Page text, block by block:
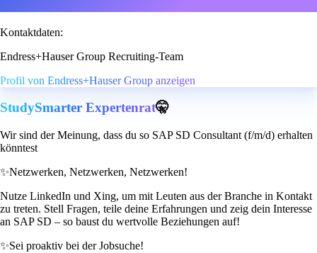
Kontaktdaten:
Endress+Hauser Group Recruiting-Team
Profil von Endress+Hauser Group anzeigen
StudySmarter Expertenrat🤫
Wir sind der Meinung, dass du so SAP SD Consultant (f/m/d) erhalten
könntest
✨Netzwerken, Netzwerken, Netzwerken!
Nutze LinkedIn und Xing, um mit Leuten aus der Branche in Kontakt
zu treten. Stell Fragen, teile deine Erfahrungen und zeig dein Interesse
an SAP SD – so baust du wertvolle Beziehungen auf!
✨Sei proaktiv bei der Jobsuche!